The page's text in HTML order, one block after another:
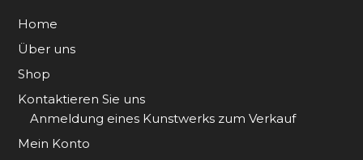
Home
Über uns
Shop
Kontaktieren Sie uns
Anmeldung eines Kunstwerks zum Verkauf
Mein Konto